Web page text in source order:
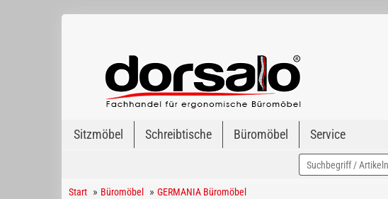
Sitzmöbel Schreibtische Büromöbel Service
Start » Büromöbel » GERMANIA Büromöbel